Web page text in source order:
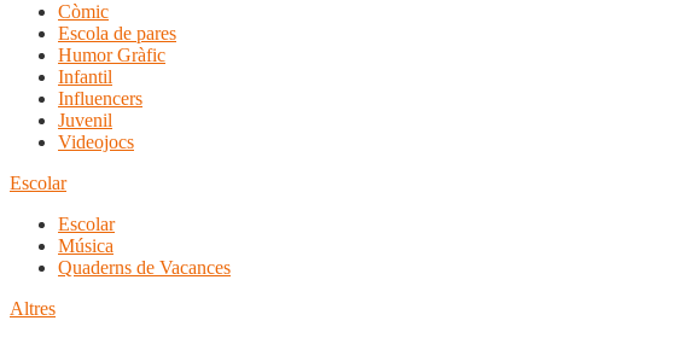
Còmic
Escola de pares
Humor Gràfic
Infantil
Influencers
Juvenil
Videojocs
Escolar
Escolar
Música
Quaderns de Vacances
Altres